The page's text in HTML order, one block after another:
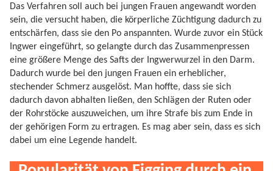
Das Verfahren soll auch bei jungen Frauen angewandt worden
sein, die versucht haben, die körperliche Züchtigung dadurch zu
entschärfen, dass sie den Po anspannten. Wurde zuvor ein Stück
Ingwer eingeführt, so gelangte durch das Zusammenpressen
eine größere Menge des Safts der Ingwerwurzel in den Darm.
Dadurch wurde bei den jungen Frauen ein erheblicher,
stechender Schmerz ausgelöst. Man hoffte, dass sie sich
dadurch davon abhalten ließen, den Schlägen der Ruten oder
der Rohrstöcke auszuweichen, um ihre Strafe bis zum Ende in
der gehörigen Form zu ertragen. Es mag aber sein, dass es sich
dabei um eine Legende handelt.